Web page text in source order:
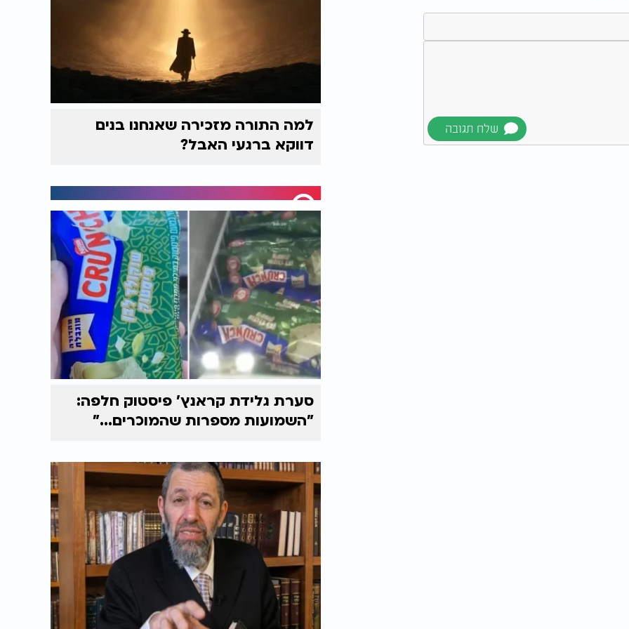
מבוגר אחד שיאמין בו'. קלקלתם של המרגלים
החזק ממול, כישלונם היה נעוץ במבטם על
ובע"ה
למה התורה מזכירה שאנחנו בנים
דווקא ברגעי האבל?
סערת גלידת קראנץ' פיסטוק חלפה:
"השמועות מספרות שהמוכרים..."